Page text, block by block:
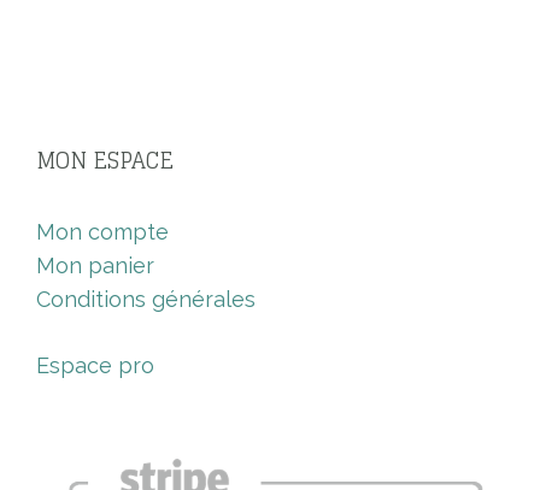
MON ESPACE
Mon compte
Mon panier
Conditions générales
Espace pro